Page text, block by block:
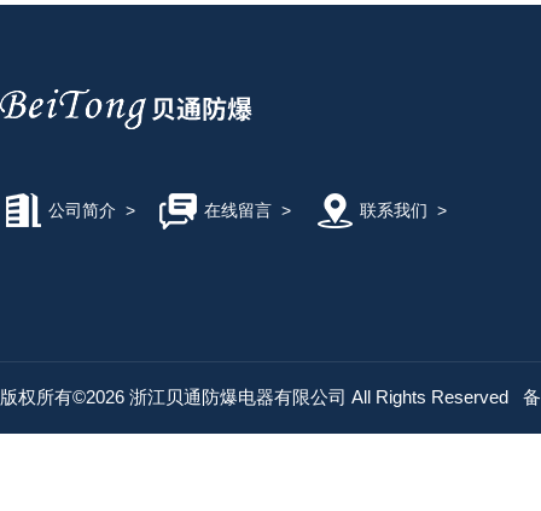
公司简介 > 在线留言> 联系我们 >
版权所有©2026 浙江贝通防爆电器有限公司 All Rights Reserved